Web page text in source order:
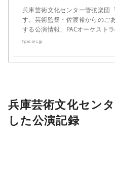
兵庫芸術文化センター管弦楽団
す。芸術監督・佐渡裕からのご
する公演情報、PACオーケスト
hpac-orc.jp
兵庫芸術文化セン
した公演記録